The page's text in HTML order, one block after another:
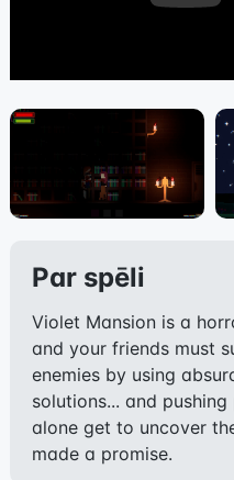
Par spēli
Violet Mansion is a
and your friends must
enemies by using
solutions... and
alone get to uncover
made a promise.